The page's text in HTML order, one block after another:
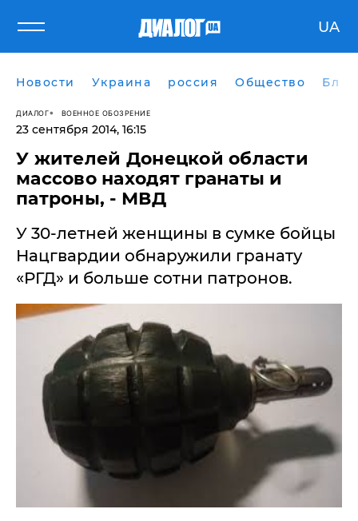
UA
Новости Украина россия Общество
ДИАЛОГ ВОЕННОЕ ОБОЗРЕНИЕ
23 сентября 2014, 16:15
​У жителей Донецкой области
массово находят гранаты и
патроны, - МВД
У 30-летней женщины в сумке бойцы
Нацгвардии обнаружили гранату
«РГД» и больше сотни патронов.